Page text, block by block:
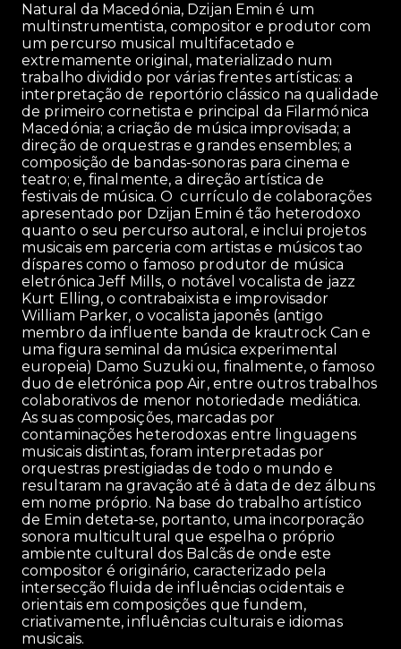
Natural da Macedónia, Dzijan Emin é um
multinstrumentista, compositor e produtor com
um percurso musical multifacetado e
extremamente original, materializado num
trabalho dividido por várias frentes artísticas: a
interpretação de reportório clássico na qualidade
de primeiro cornetista e principal da Filarmónica
Macedónia; a criação de música improvisada; a
direção de orquestras e grandes ensembles; a
composição de bandas-sonoras para cinema e
teatro; e, finalmente, a direção artística de
festivais de música. O currículo de colaborações
apresentado por Dzijan Emin é tão heterodoxo
quanto o seu percurso autoral, e inclui projetos
musicais em parceria com artistas e músicos tao
díspares como o famoso produtor de música
eletrónica Jeff Mills, o notável vocalista de jazz
Kurt Elling, o contrabaixista e improvisador
William Parker, o vocalista japonês (antigo
membro da influente banda de krautrock Can e
uma figura seminal da música experimental
europeia) Damo Suzuki ou, finalmente, o famoso
duo de eletrónica pop Air, entre outros trabalhos
colaborativos de menor notoriedade mediática.
As suas composições, marcadas por
contaminações heterodoxas entre linguagens
musicais distintas, foram interpretadas por
orquestras prestigiadas de todo o mundo e
resultaram na gravação até à data de dez álbuns
em nome próprio. Na base do trabalho artístico
de Emin deteta-se, portanto, uma incorporação
sonora multicultural que espelha o próprio
ambiente cultural dos Balcãs de onde este
compositor é originário, caracterizado pela
intersecção fluida de influências ocidentais e
orientais em composições que fundem,
criativamente, influências culturais e idiomas
musicais.